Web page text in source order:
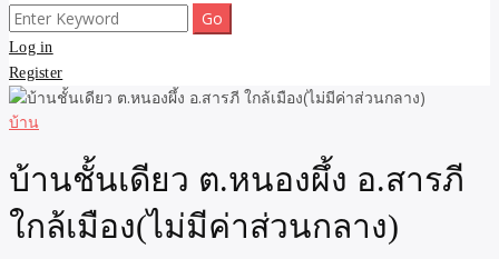
Search
for:
Log in
Register
บ้าน
บ้านชั้นเดียว ต.หนองผึ้ง อ.สารภี
ใกล้เมือง(ไม่มีค่าส่วนกลาง)